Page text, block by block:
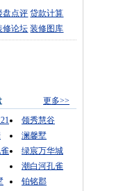
盘点评 贷款计算
修论坛 装修图库
更多>>
领秀慧谷
澜馨墅
绿宸万华城
潮白河孔雀
铂铭郡